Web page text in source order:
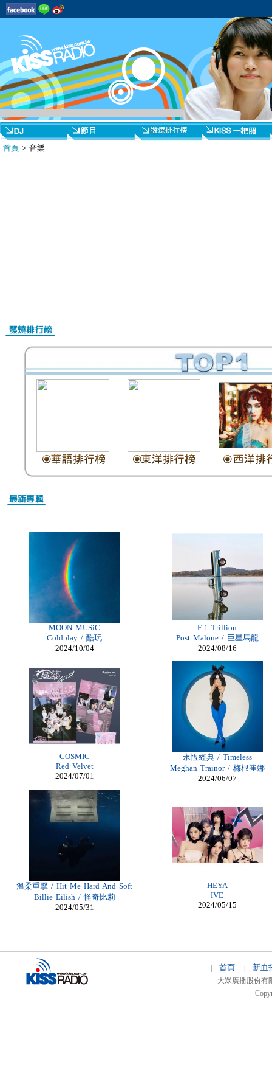
首頁 > 音樂
Christian Louboutin Schuhe Outlet
Nike Air Max Kaufen Schweiz
Billig Nike Air Max
Billiga Moncler Jacka
Longchamp Pas Cher
Billiga Nike Air Max
moncler online shop
cheap mbt shoes
moncler jas heren
billig adidas yeezy
longchamp outlet uk
Cheap Longchamp Bags
Christian Louboutin Homme pas cher
Nike Billig
moncler Daunenmantel damen
Moncler Jacken Herren
Billig Moncler dam
Billig moncler
Louboutin Schuhe Outlet
Christian Louboutin Schuhe Kaufen
louboutin schuhe sale
Billig Christian Louboutin Schuhe
louboutin Schuhe Shop
Damen Moncler Jacken
Christian Louboutin Online Shop
Longchamp pliage pas cher
moncler outlet zürich
Günstige Nike Air Max
Billig Christian Louboutin
billige moncler jacken zürich
billiga air max herr
Louboutin Shoes Outlet
moncler Online Kaufen
MOON MUSiC
Coldplay / 酷玩
2024/10/04
F-1 Trillion
Post Malone / 巨星馬龍
2024/08/16
COSMIC
Red Velvet
2024/07/01
永恆經典 / Timeless
Meghan Trainor / 梅根崔娜
2024/06/07
溫柔重擊 / Hit Me Hard And Soft
Billie Eilish / 怪奇比莉
2024/05/31
HEYA
IVE
2024/05/15
首頁 新血
大眾廣播股份有